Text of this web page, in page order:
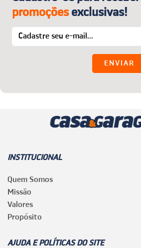
promoçõesexclusivas!
INSTITUCIONAL
Quem Somos
Missão
Valores
Propósito
AJUDA E POLÍTICAS DO SITE